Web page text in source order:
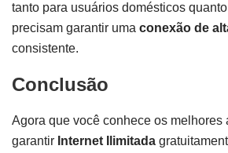
tanto para usuários domésticos
precisam garantir uma conexão de
consistente.
Conclusão
Agora que você conhece os melhores
garantir Internet Ilimitada